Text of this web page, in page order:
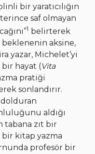
bir yaratıcılığın
saf olmayan
1 belirterek
beklenenin aksine,
yazar, Michelet’yi
hayat (Vita
pratiği
sonlandırır.
dolduran
aldığı
tabana zıt bir
bir kitap yazma
profesör bir